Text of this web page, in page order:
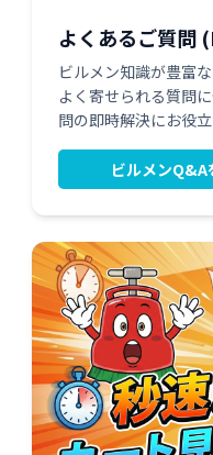
よくあるご質問
ビルメン知識が豊富
よく寄せられる質問
問の即時解決にお役立
ビルメンQ&A